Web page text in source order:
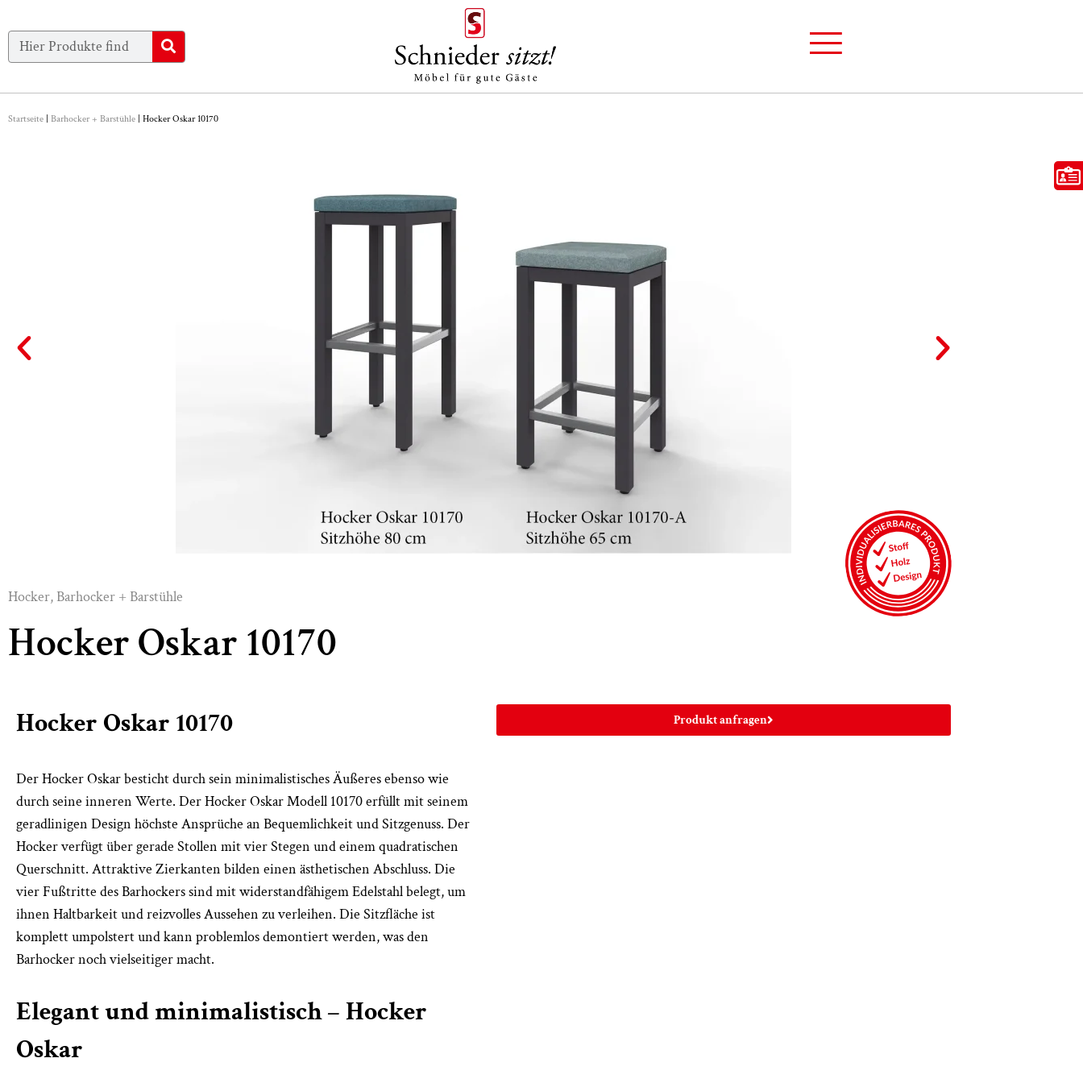
Startseite Barhocker + Barstühle Hocker Oskar 10170
Hocker, Barhocker + Barstühle
Hocker Oskar 10170
Hocker Oskar 10170
Der Hocker Oskar besticht durch sein minimalistisches Äußeres ebenso wie
durch seine inneren Werte. Der Hocker Oskar Modell 10170 erfüllt mit seinem
geradlinigen Design höchste Ansprüche an Bequemlichkeit und Sitzgenuss. Der
Hocker verfügt über gerade Stollen mit vier Stegen und einem quadratischen
Querschnitt. Attraktive Zierkanten bilden einen ästhetischen Abschluss. Die
vier Fußtritte des Barhockers sind mit widerstandfähigem Edelstahl belegt, um
ihnen Haltbarkeit und reizvolles Aussehen zu verleihen. Die Sitzfläche ist
komplett umpolstert und kann problemlos demontiert werden, was den
Barhocker noch vielseitiger macht.
Elegant und minimalistisch – Hocker
Oskar
Produkt anfragen